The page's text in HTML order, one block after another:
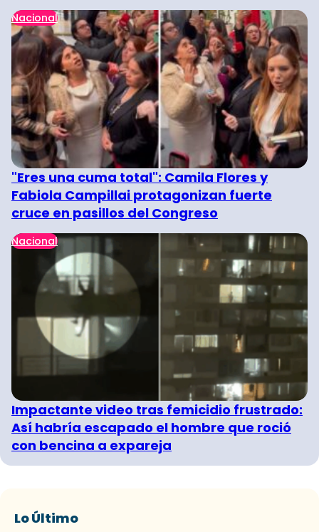
Nacional
"Eres una cuma total": Camila Flores y
Fabiola Campillai protagonizan fuerte
cruce en pasillos del Congreso
Nacional
Impactante video tras femicidio frustrado:
Así habría escapado el hombre que roció
con bencina a expareja
Lo Último